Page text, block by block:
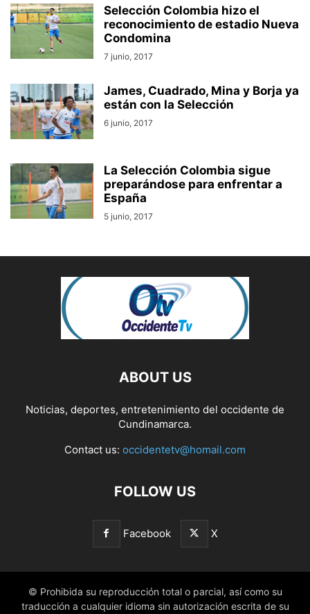
Selección Colombia hizo el
reconocimiento de estadio Nueva
Condomina
7 junio, 2017
James, Cuadrado, Mina y Borja ya
están con la Selección
6 junio, 2017
La Selección Colombia sigue
preparándose para enfrentar a
España
5 junio, 2017
ABOUT US
Noticias, deportes, entretenimiento del occidente de
Cundinamarca.
Contact us: occidentetv@homail.com
FOLLOW US
Facebook X
© Prohibida su reproducción total o parcial, así como su
traducción a cualquier idioma sin autorización escrita de su